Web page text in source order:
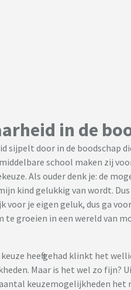
in de
sijpelt door in de boodschap
school maken zij
Als ouder denk je: de
kind gelukkig van wordt.
voor je eigen geluk, dus ga
te groeien in een wereld van
heeft gehad klinkt het
Maar is het wel zo fijn?
keuzemogelijkheden het